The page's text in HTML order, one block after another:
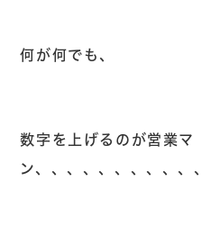
何が何でも、
数字を上げるのが営業マ
ン、、、、、、、、、、、